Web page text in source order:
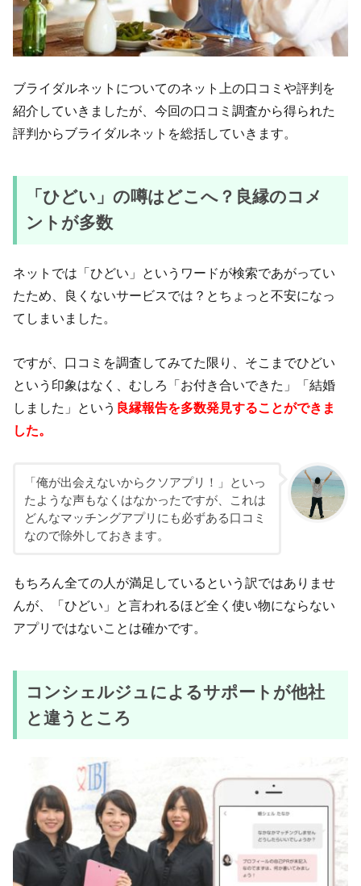
ブライダルネットについてのネット上の口コミや評判を
紹介していきましたが、今回の口コミ調査から得られた
評判からブライダルネットを総括していきます。
「ひどい」の噂はどこへ？良縁のコメ
ントが多数
ネットでは「ひどい」というワードが検索であがってい
たため、良くないサービスでは？とちょっと不安になっ
てしまいました。
ですが、口コミを調査してみてた限り、そこまでひどい
という印象はなく、むしろ「お付き合いできた」「結婚
しました」という 良縁報告を多数発見することができま
した。
「俺が出会えないからクソアプリ！」といっ
たような声もなくはなかったですが、これは
どんなマッチングアプリにも必ずある口コミ
なので除外しておきます。
もちろん全ての人が満足しているという訳ではありませ
んが、「ひどい」と言われるほど全く使い物にならない
アプリではないことは確かです。
コンシェルジュによるサポートが他社
と違うところ